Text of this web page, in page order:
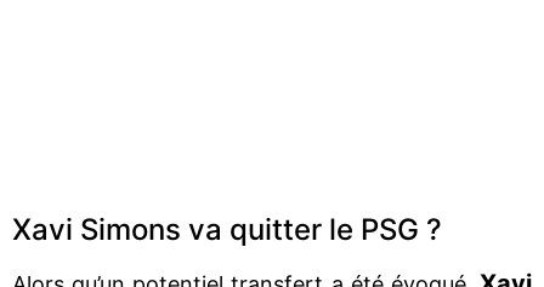
Xavi Simons va quitter le PSG ?